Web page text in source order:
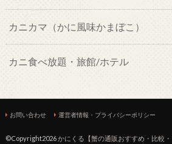
カニカマ（かに風味かまぼこ）
カニ食べ放題・旅館/ホテル
お問い合わせ 運営者情報・プライバシーポリシー
©Copyright2026かにくる【蟹の通販おすすめ・比較・